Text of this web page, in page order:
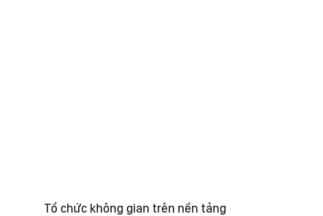
Tổ chức không gian trên nền tảng